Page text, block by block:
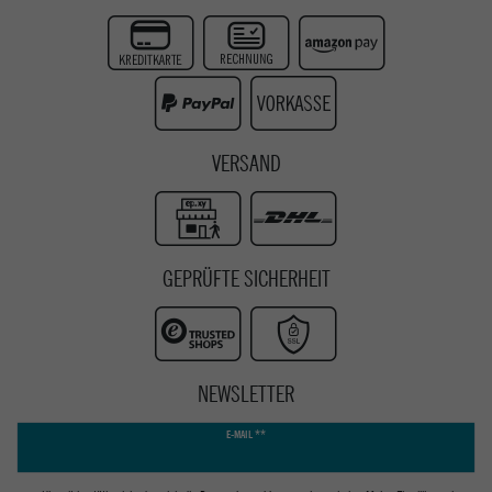
Instagram
Youtube
VERSAND
GEPRÜFTE SICHERHEIT
NEWSLETTER
E-MAIL **